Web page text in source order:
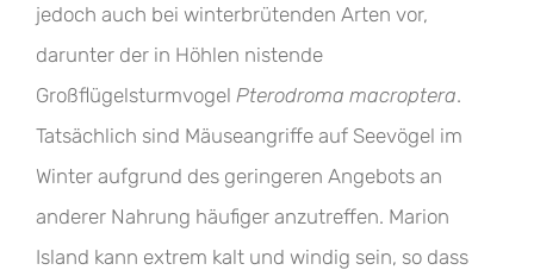
jedoch auch bei winterbrütenden Arten vor,
darunter der in Höhlen nistende
Großflügelsturmvogel Pterodroma macroptera.
Tatsächlich sind Mäuseangriffe auf Seevögel im
Winter aufgrund des geringeren Angebots an
anderer Nahrung häufiger anzutreffen. Marion
Island kann extrem kalt und windig sein, so dass